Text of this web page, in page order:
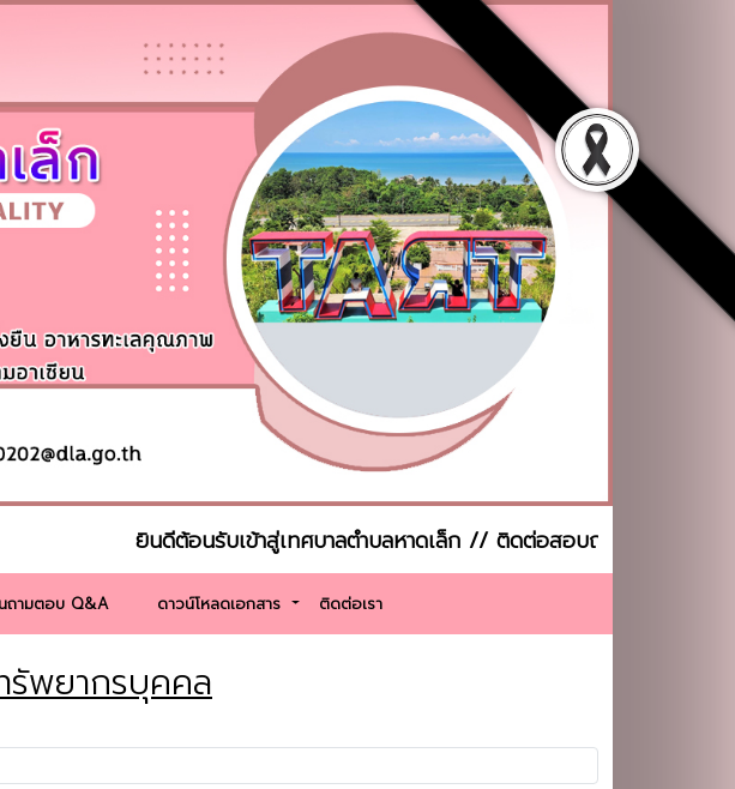
ยินดีต้อนรับเข้าสู่เทศบาลตำบลหาดเล็ก // ติดต่อสอบถาม : โทรศัพท์ : 039-
ถามตอบ Q&A ดาวน์โหลดเอกสาร ติดต่อเรา
พยากรบุคคล